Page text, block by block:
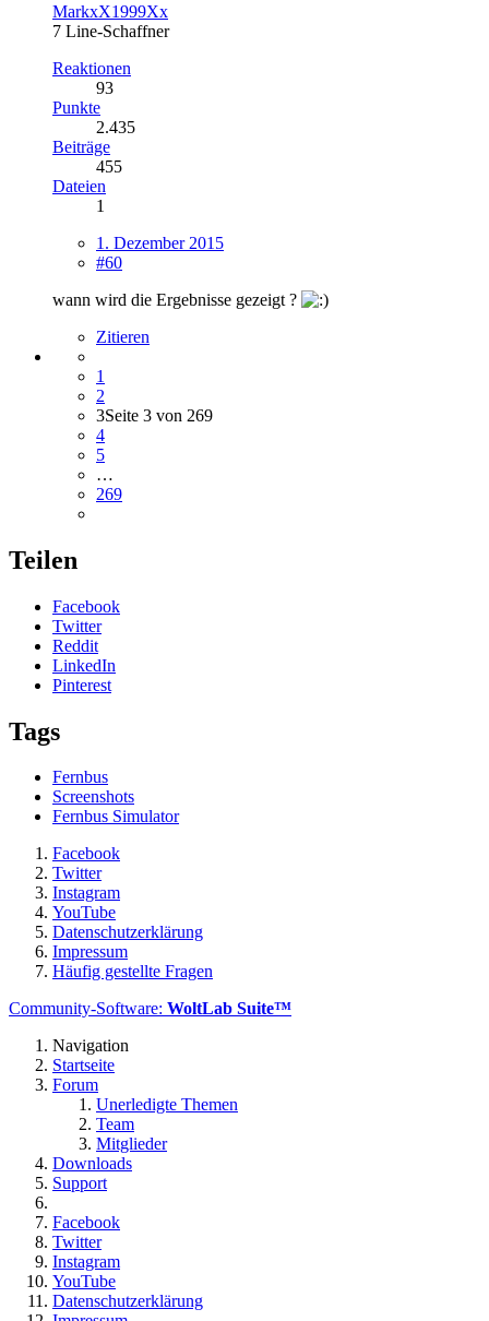
MarkxX1999Xx
7 Line-Schaffner
Reaktionen
93
Punkte
2.435
Beiträge
455
Dateien
1
1. Dezember 2015
#60
wann wird die Ergebnisse gezeigt ?
Zitieren
1
2
3Seite 3 von 269
4
5
…
269
Teilen
Facebook
Twitter
Reddit
LinkedIn
Pinterest
Tags
Fernbus
Screenshots
Fernbus Simulator
Facebook
Twitter
Instagram
YouTube
Datenschutzerklärung
Impressum
Häufig gestellte Fragen
Community-Software: WoltLab Suite™
Navigation
Startseite
Forum
Unerledigte Themen
Team
Mitglieder
Downloads
Support
Facebook
Twitter
Instagram
YouTube
Datenschutzerklärung